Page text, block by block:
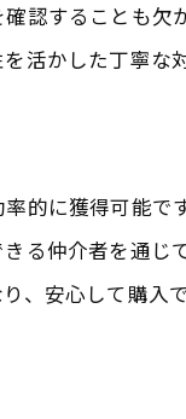
叶える安心の乗
しむ中古車カー
を得るためのチ
ておきたい安心
心して選ぶため
利用時の安心確認
認することも
活かした丁寧な
的に獲得可能
る仲介者を通
、安心して購入